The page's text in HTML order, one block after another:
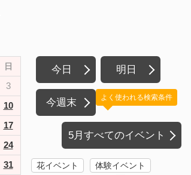
日
3
10
17
24
31
今日 明日
今週末
5月すべてのイベント
よく使われる検索条件
花イベント
体験イベント